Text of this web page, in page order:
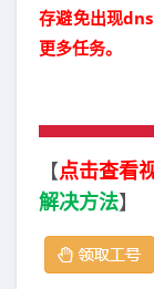
存避免出现
更多任务。
【点击查看
解决方法】